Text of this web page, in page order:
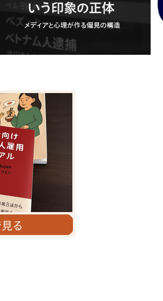
なぜ「ベトナム人＝怖い」というイメー
ジができたのか？